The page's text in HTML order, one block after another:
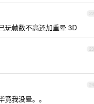
22
玩帧数不高还加重晕 3D
23
24
我没晕。。